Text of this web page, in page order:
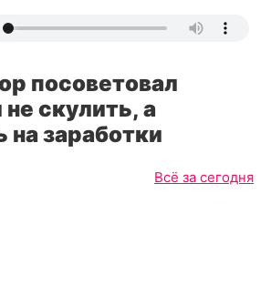
посоветовал
скулить, а
на заработки
Всё за сегодня